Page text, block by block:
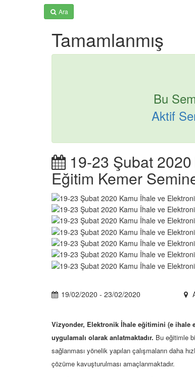
Ara
Tamamlanmış
Bu
Aktif
19-23 Şubat
Eğitim Kemer
19/02/2020 - 23/02/2020
Vizyonder, Elektronik İhale eğitimini (e ihale
uygulamalı olarak anlatmaktadır. Bu eğitimle
sağlanması yönelik yapılan çalışmaların daha
çözüme kavuşturulması amaçlanmaktadır.